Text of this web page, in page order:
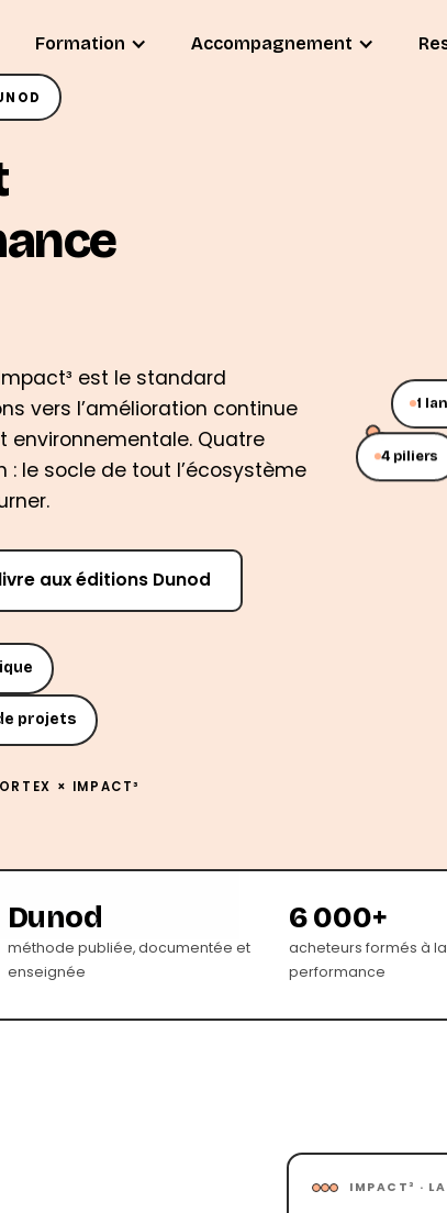
Formation Accompagnement
est le standard
vers l’amélioration continue
environnementale. Quatre
: le socle de tout l’écosystème
aux éditions Dunod
projets
× IMPACT³
4 piliers
1
Dunod
méthode publiée, documentée et
enseignée
6 000+
acheteurs formés à
performance
IMPACT³ ·